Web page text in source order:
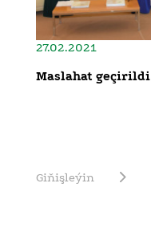
27.02.2021
Maslahat geçirildi
Giňişleýin